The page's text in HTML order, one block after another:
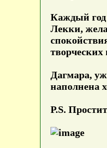
Каждый год
Лекки,
Дагмара,
наполнена
P.S.